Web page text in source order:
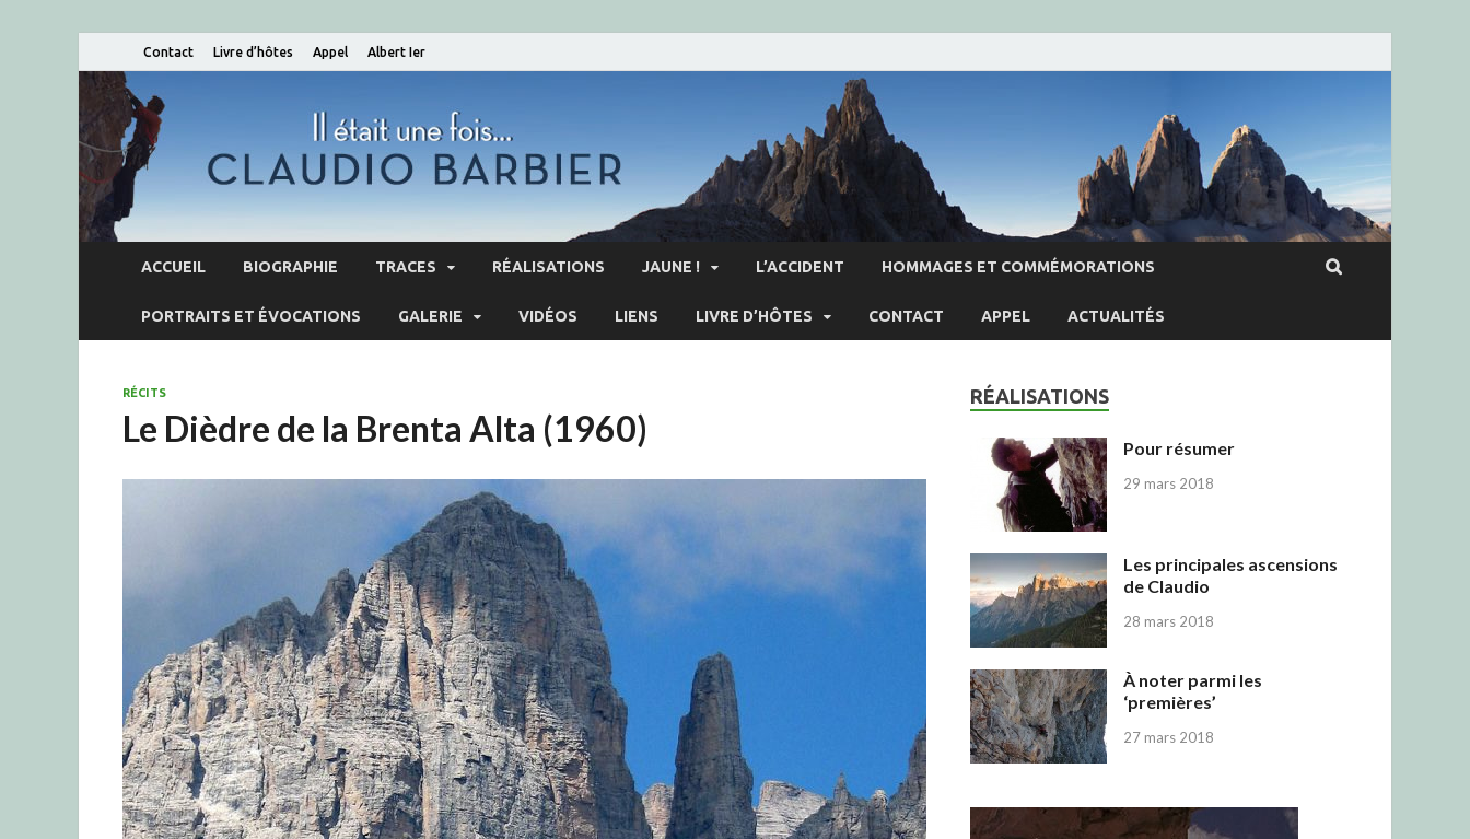
Contact Livre d’hôtes Appel Albert Ier
ACCUEIL BIOGRAPHIE TRACES RÉALISATIONS JAUNE ! L’ACCIDENT HOMMAGES ET COMMÉMORATIONS
PORTRAITS ET ÉVOCATIONS GALERIE VIDÉOS LIENS LIVRE D’HÔTES CONTACT APPEL ACTUALITÉS
RÉCITS
Le Dièdre de la Brenta Alta (1960)
RÉALISATIONS
Pour résumer
29 mars 2018
Les principales ascensions
de Claudio
28 mars 2018
À noter parmi les
‘premières’
27 mars 2018